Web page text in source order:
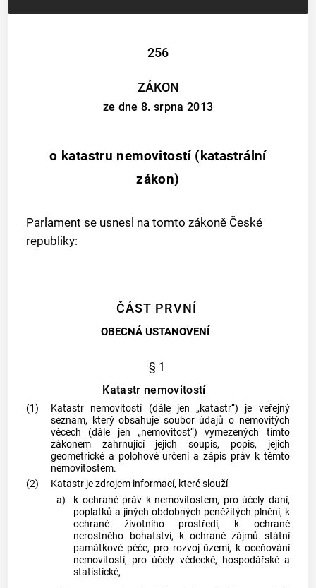
256
ZÁKON
ze dne 8. srpna 2013
o katastru nemovitostí (katastrální
zákon)
Parlament se usnesl na tomto zákoně České
republiky:
ČÁST PRVNÍ
OBECNÁ USTANOVENÍ
§ 1
Katastr nemovitostí
(1) Katastrnemovitostí (dále jen „katastr“) je veřejný
seznam, který obsahuje soubor údajů o nemovitých
věcech (dále jen „nemovitost“) vymezených tímto
zákonem zahrnující jejich soupis, popis, jejich
geometrické a polohové určení a zápis práv k těmto
nemovitostem.
(2)
Katastrje zdrojem informací, které slouží
a)
k ochraně práv k nemovitostem, pro účely daní,
poplatků a jiných obdobných peněžitých plnění, k
ochraně životního prostředí, k ochraně
nerostného bohatství, k ochraně zájmů státní
památkové péče, pro rozvoj území, k oceňování
nemovitostí, pro účely vědecké, hospodářské a
statistické,